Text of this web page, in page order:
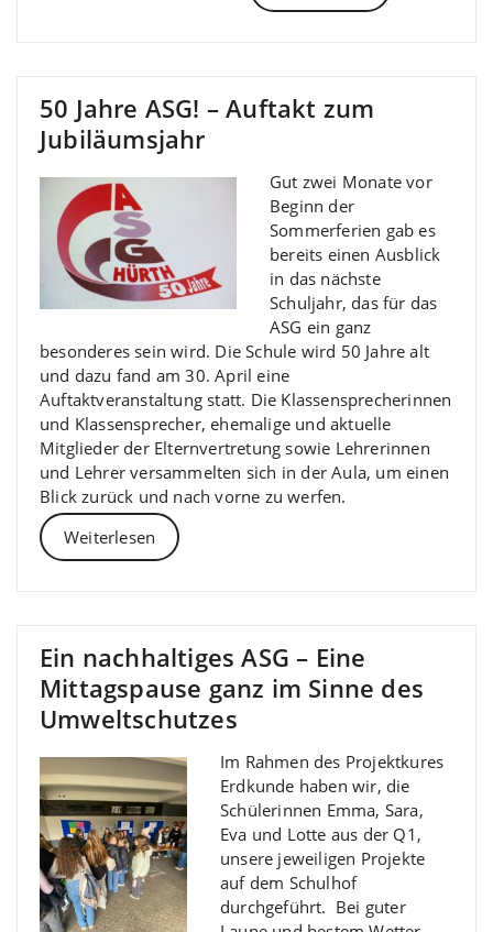
50 Jahre ASG! – Auftakt zum
Jubiläumsjahr
Gut zwei Monate vor
Beginn der
Sommerferien gab es
bereits einen Ausblick
in das nächste
Schuljahr, das für das
ASG ein ganz
besonderes sein wird. Die Schule wird 50 Jahre alt
und dazu fand am 30. April eine
Auftaktveranstaltung statt. Die Klassensprecherinnen
und Klassensprecher, ehemalige und aktuelle
Mitglieder der Elternvertretung sowie Lehrerinnen
und Lehrer versammelten sich in der Aula, um einen
Blick zurück und nach vorne zu werfen.
Weiterlesen
Ein nachhaltiges ASG – Eine
Mittagspause ganz im Sinne des
Umweltschutzes
Im Rahmen des Projektkures
Erdkunde haben wir, die
Schülerinnen Emma, Sara,
Eva und Lotte aus der Q1,
unsere jeweiligen Projekte
auf dem Schulhof
durchgeführt. Bei guter